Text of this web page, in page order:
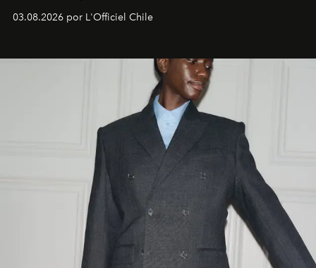
03.08.2026 por L'Officiel Chile